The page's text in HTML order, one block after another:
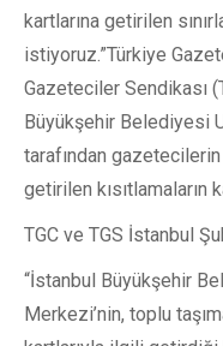
kartlarına getirilen
istiyoruz.”Türkiye
Gazeteciler Sendikası
Büyükşehir Belediyesi
tarafından
getirilen kısıtlamaların
TGC ve TGS İstanbul
“İstanbul Büyükşehir
Merkezi’nin, toplu